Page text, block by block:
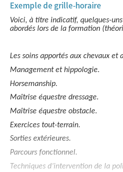
Exemple de grille-horaire
Voici, à titre indicatif, quelques-
abordés lors de la formation
Les soins apportés aux chevaux et
Management et hippologie.
Horsemanship.
Maîtrise équestre dressage.
Maîtrise équestre obstacle.
Exercices tout-terrain.
Sorties extérieures.
Parcours fonctionnel.
Techniques d’intervention de la